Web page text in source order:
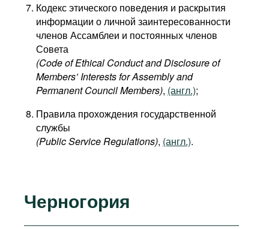
Кодекс этического поведения и раскрытия
информации о личной заинтересованности
членов Ассамблеи и постоянных членов
Совета
(Code of Ethical Conduct and Disclosure of
Members’ Interests for Assembly and
Permanent Council Members), (англ.);
Правила прохождения государственной
службы
(Public Service Regulations), (англ.).
Черногория